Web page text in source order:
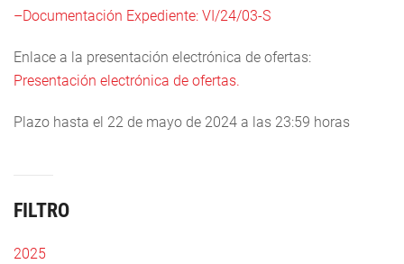
–Documentación Expediente: VI/24/03-S
Enlace a la presentación electrónica de ofertas:
Presentación electrónica de ofertas.
Plazo hasta el 22 de mayo de 2024 a las 23:59 horas
FILTRO
2025